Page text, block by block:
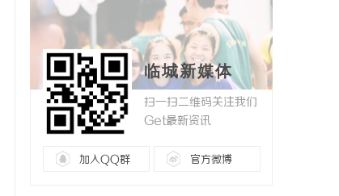
临城新媒体
扫一扫二维码关注我们
Get最新资讯
加入QQ群 官方微博